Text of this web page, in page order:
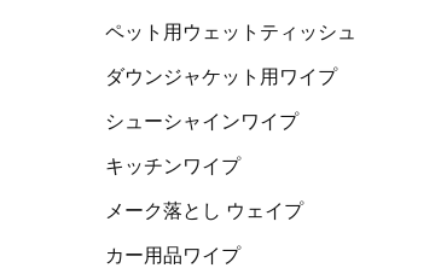
ペット用ウェットティッシュ
ダウンジャケット用ワイプ
シューシャインワイプ
キッチンワイプ
メーク落とし ウェイプ
カー用品ワイプ